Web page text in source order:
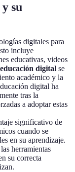
su
digitales para
incluye
educativas, videos
digital se
académico y la
digital ha
tras la
a adoptar estas
significativo de
cuando se
en su aprendizaje.
herramientas
su correcta